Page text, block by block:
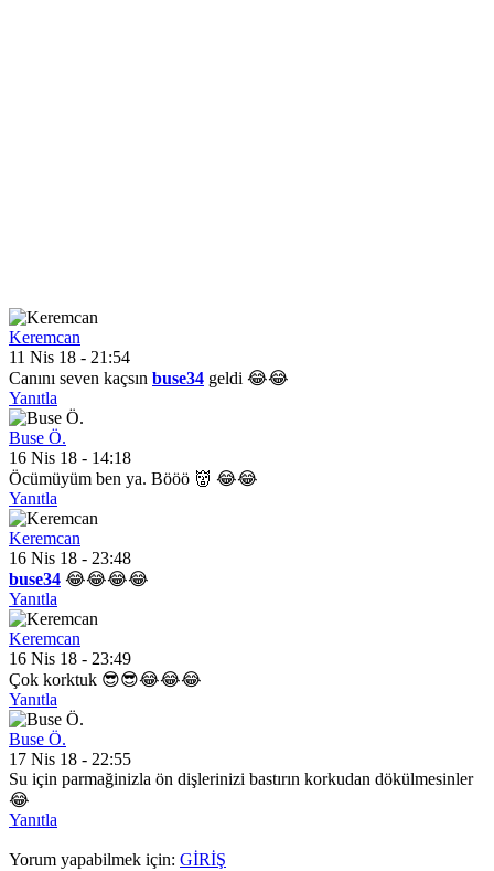
Keremcan
11 Nis 18 - 21:54
Canını seven kaçsın buse34 geldi 😂😂
Yanıtla
Buse Ö.
16 Nis 18 - 14:18
Öcümüyüm ben ya. Bööö 👹 😂😂
Yanıtla
Keremcan
16 Nis 18 - 23:48
buse34 😂😂😂😂
Yanıtla
Keremcan
16 Nis 18 - 23:49
Çok korktuk 😎😎😂😂😂
Yanıtla
Buse Ö.
17 Nis 18 - 22:55
Su için parmağinizla ön dişlerinizi bastırın korkudan dökülmesinler
😂
Yanıtla
Yorum yapabilmek için: GİRİŞ